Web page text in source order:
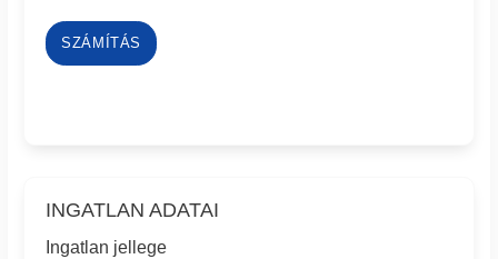
SZÁMÍTÁS
INGATLAN ADATAI
Ingatlan jellege